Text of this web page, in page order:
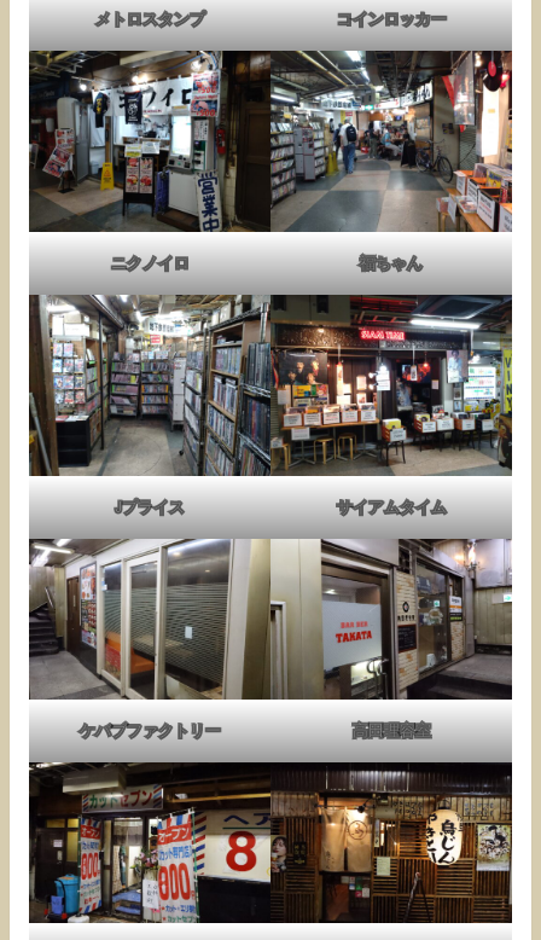
メトロスタンプ コインロッカー
ニクノイロ 福ちゃん
Jプライス サイアムタイム
ケバブファクトリー 高田理容室